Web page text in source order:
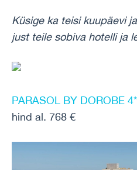
Küsige ka teisi kuupäevi
just teile sobiva hotelli ja
PARASOL BY DOROBE 4*
hind al. 768 €